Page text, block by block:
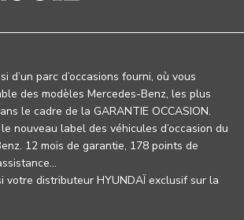
d’un parc d’occasions fourni, où vous
des modèles Mercedes-Benz, les plus
le cadre de la GARANTIE OCCASION.
nouveau label des véhicules d’occasion du
12 mois de garantie, 178 points de
votre distributeur HYUNDAÏ exclusif sur la